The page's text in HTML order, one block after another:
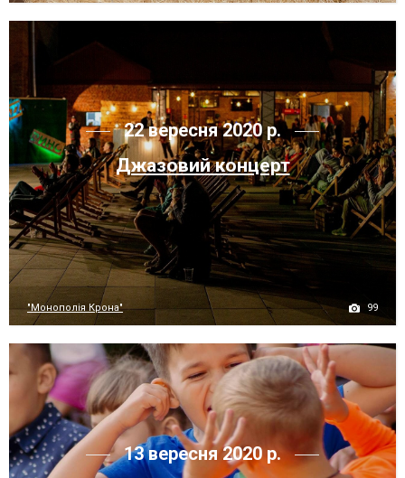
22 вересня 2020 р.
Джазовий концерт
"Монополія Крона" 99
13 вересня 2020 р.